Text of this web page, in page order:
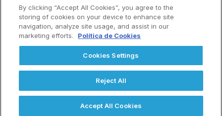
© Copyright Universidad Europea del Atlántico 2026
Menú
Contáctenos
Términos y Condiciones
By clicking “Accept All Cookies”, you agree to the
storing of cookies on your device to enhance site
navigation, analyze site usage, and assist in our
marketing efforts.
Política de Cookies
Cookies Settings
Reject All
Accept All Cookies